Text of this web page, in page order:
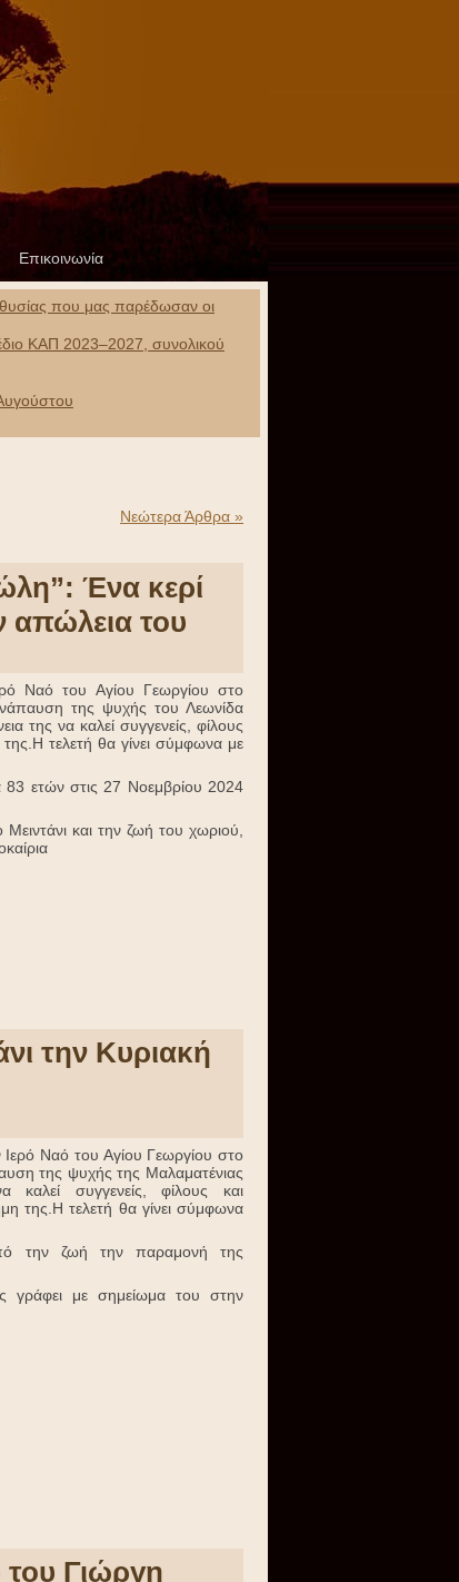
Επικοινωνία
θυσίας που μας παρέδωσαν οι
ΚΑΠ 2023–2027, συνολικού
Νεώτερα Άρθρα »
Ένα κερί
απώλεια του
Ναό του Αγίου Γεωργίου στο
της ψυχής του Λεωνίδα
της να καλεί συγγενείς, φίλους
τελετή θα γίνει σύμφωνα με
83 ετών στις 27 Νοεμβρίου 2024
και την ζωή του χωριού,
την Κυριακή
Ιερό Ναό του Αγίου Γεωργίου στο
της ψυχής της Μαλαματένιας
καλεί συγγενείς, φίλους και
της.Η τελετή θα γίνει σύμφωνα
την ζωή την παραμονή της
γράφει με σημείωμα του στην
Γιώργη